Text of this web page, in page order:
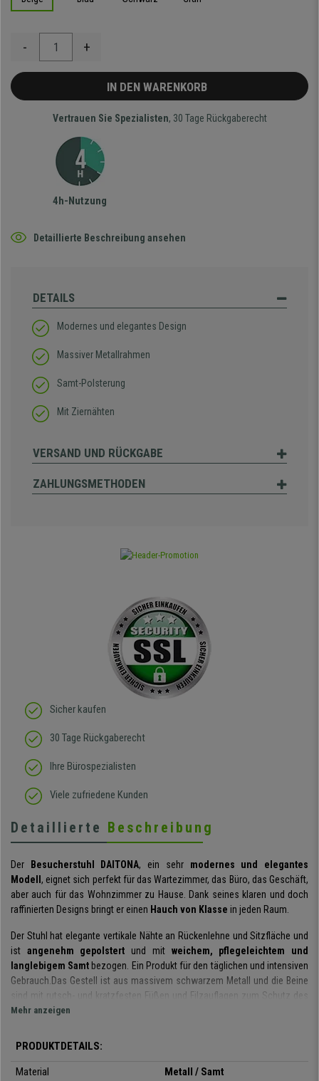
- +
IN DEN WARENKORB
Vertrauen Sie Spezialisten, 30 Tage Rückgaberecht
4h-Nutzung
Detaillierte Beschreibung ansehen
DETAILS
Modernes und elegantes Design
Massiver Metallrahmen
Samt-Polsterung
Mit Ziernähten
VERSAND UND RÜCKGABE
ZAHLUNGSMETHODEN
Sicher kaufen
30 Tage Rückgaberecht
Ihre Bürospezialisten
Viele zufriedene Kunden
Detaillierte Beschreibung
Der Besucherstuhl DAITONA, ein sehr modernes und elegantes
Modell , eignet sich perfekt für das Wartezimmer, das Büro, das Geschäft,
aber auch für das Wohnzimmer zu Hause. Dank seines klaren und doch
raffinierten Designs bringt er einen Hauch von Klasse in jeden Raum.
Der Stuhl hat elegante vertikale Nähte an Rückenlehne und Sitzfläche und
ist angenehm gepolstert und mit weichem, pflegeleichtem und
langlebigem Samt bezogen. Ein Produkt für den täglichen und intensiven
Gebrauch.Das Gestell ist aus massivem schwarzem Metall und die Beine
sind mit rutsch- und kratzfesten Füßen und Filzauflagen zum Schutz des
Bodens ausgestattet. Alle Details wurden bewertet, um ein langlebiges
Die Belastbarkeit des Stuhls beträgt
Stühle dieser Art ungewöhnlich ist und die unbestrittene Qualität des
Mehr anzeigen
PRODUKTDETAILS:
Material
Metall / Samt